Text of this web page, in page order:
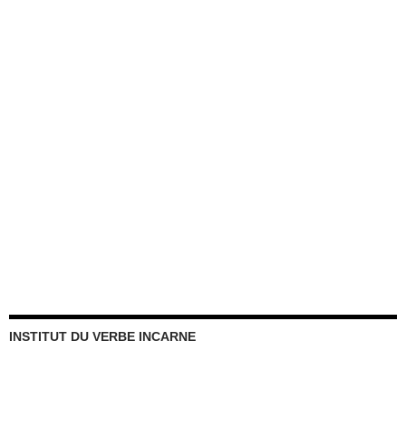
INSTITUT DU VERBE INCARNE